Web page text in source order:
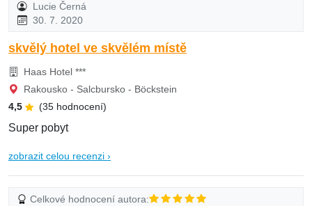
Lucie Černá
30. 7. 2020
skvělý hotel ve skvělém místě
Haas Hotel ***
Rakousko - Salcbursko - Böckstein
4,5
(35 hodnocení)
Super pobyt
zobrazit celou recenzi ›
Celkové hodnocení autora: